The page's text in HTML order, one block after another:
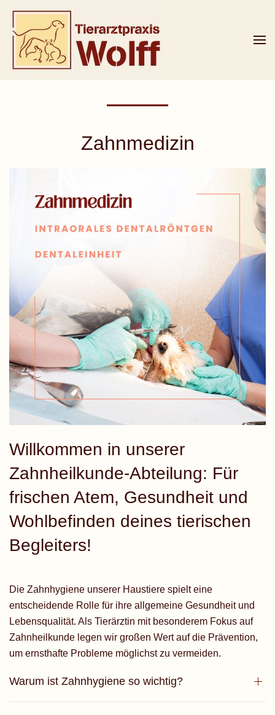
Zum Hauptinhalt springen
Zahnmedizin
Willkommen in unserer
Zahnheilkunde-Abteilung: Für
frischen Atem, Gesundheit und
Wohlbefinden deines tierischen
Begleiters!
Die Zahnhygiene unserer Haustiere spielt eine
entscheidende Rolle für ihre allgemeine Gesundheit und
Lebensqualität. Als Tierärztin mit besonderem Fokus auf
Zahnheilkunde legen wir großen Wert auf die Prävention,
um ernsthafte Probleme möglichst zu vermeiden.
Warum ist Zahnhygiene so wichtig?